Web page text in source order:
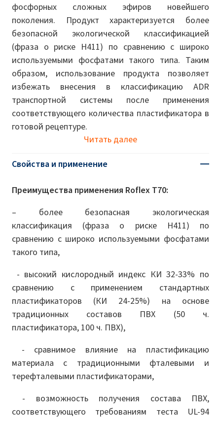
фосфорных сложных эфиров новейшего
поколения. Продукт характеризуется более
безопасной экологической классификацией
(фраза о риске H411) по сравнению с широко
используемыми фосфатами такого типа. Таким
образом, использование продукта позволяет
избежать внесения в классификацию ADR
транспортной системы после применения
соответствующего количества пластификатора в
готовой рецептуре.
Читать далее
Свойства и применение
Преимущества применения Roflex Т70:
– более безопасная экологическая
классификация (фраза о риске H411) по
сравнению с широко используемыми фосфатами
такого типа,
- высокий кислородный индекс КИ 32-33% по
сравнению с применением стандартных
пластификаторов (КИ 24-25%) на основе
традиционных составов ПВХ (50 ч.
пластификатора, 100 ч. ПВХ),
- сравнимое влияние на пластификацию
материала с традиционными фталевыми и
терефталевыми пластификаторами,
- возможность получения состава ПВХ,
соответствующего требованиям теста UL-94